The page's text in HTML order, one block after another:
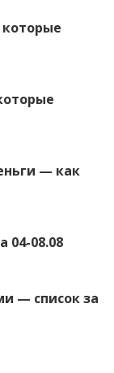
— как
04-08.08
— список за